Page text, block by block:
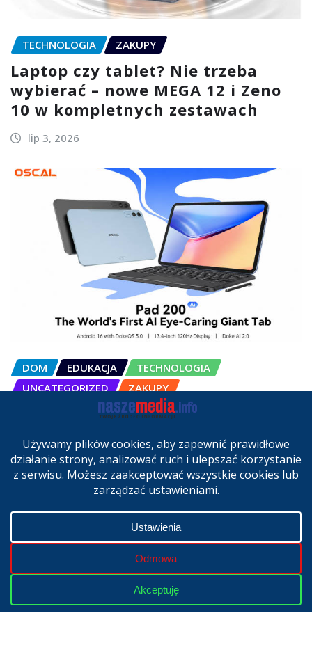
TECHNOLOGIA ZAKUPY
Laptop czy tablet? Nie trzeba
wybierać – nowe MEGA 12 i Zeno
10 w kompletnych zestawach
lip 3, 2026
DOM EDUKACJA
TECHNOLOGIA
UNCATEGORIZED
ZAKUPY
OSCAL Pad 200 alternatywą dla
sprzedaży w Polsce
cze 27, 2026